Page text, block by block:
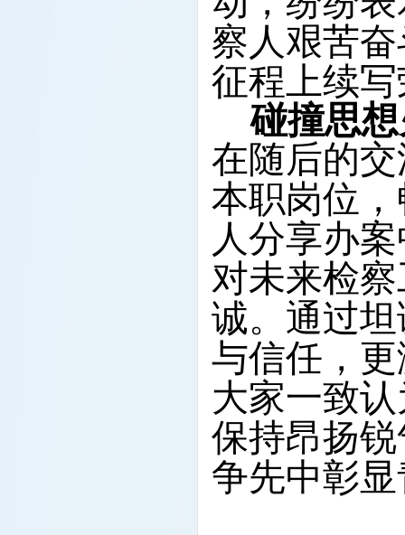
察人艰苦
征程上续
碰撞思
在随后的
本职岗位
人分享办
对未来检
诚。通过
与信任，
大家一致
保持昂扬
争先中彰